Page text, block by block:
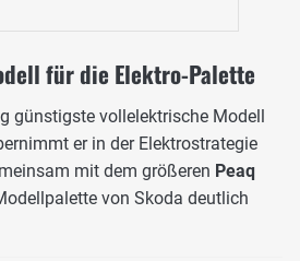
für die Elektro-Palette
günstigste vollelektrische Modell
er in der Elektrostrategie
mit dem größeren Peaq
von Skoda deutlich